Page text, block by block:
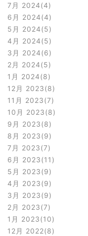
7月 2024 4
6月 2024 4
5月 2024 5
4月 2024 5
3月 2024 6
2月 2024 5
1月 2024 8
12月 2023 8
11月 2023 7
10月 2023 8
9月 2023 8
8月 2023 9
7月 2023 7
6月 2023 11
5月 2023 9
4月 2023 9
3月 2023 9
2月 2023 7
1月 2023 10
12月 2022 8